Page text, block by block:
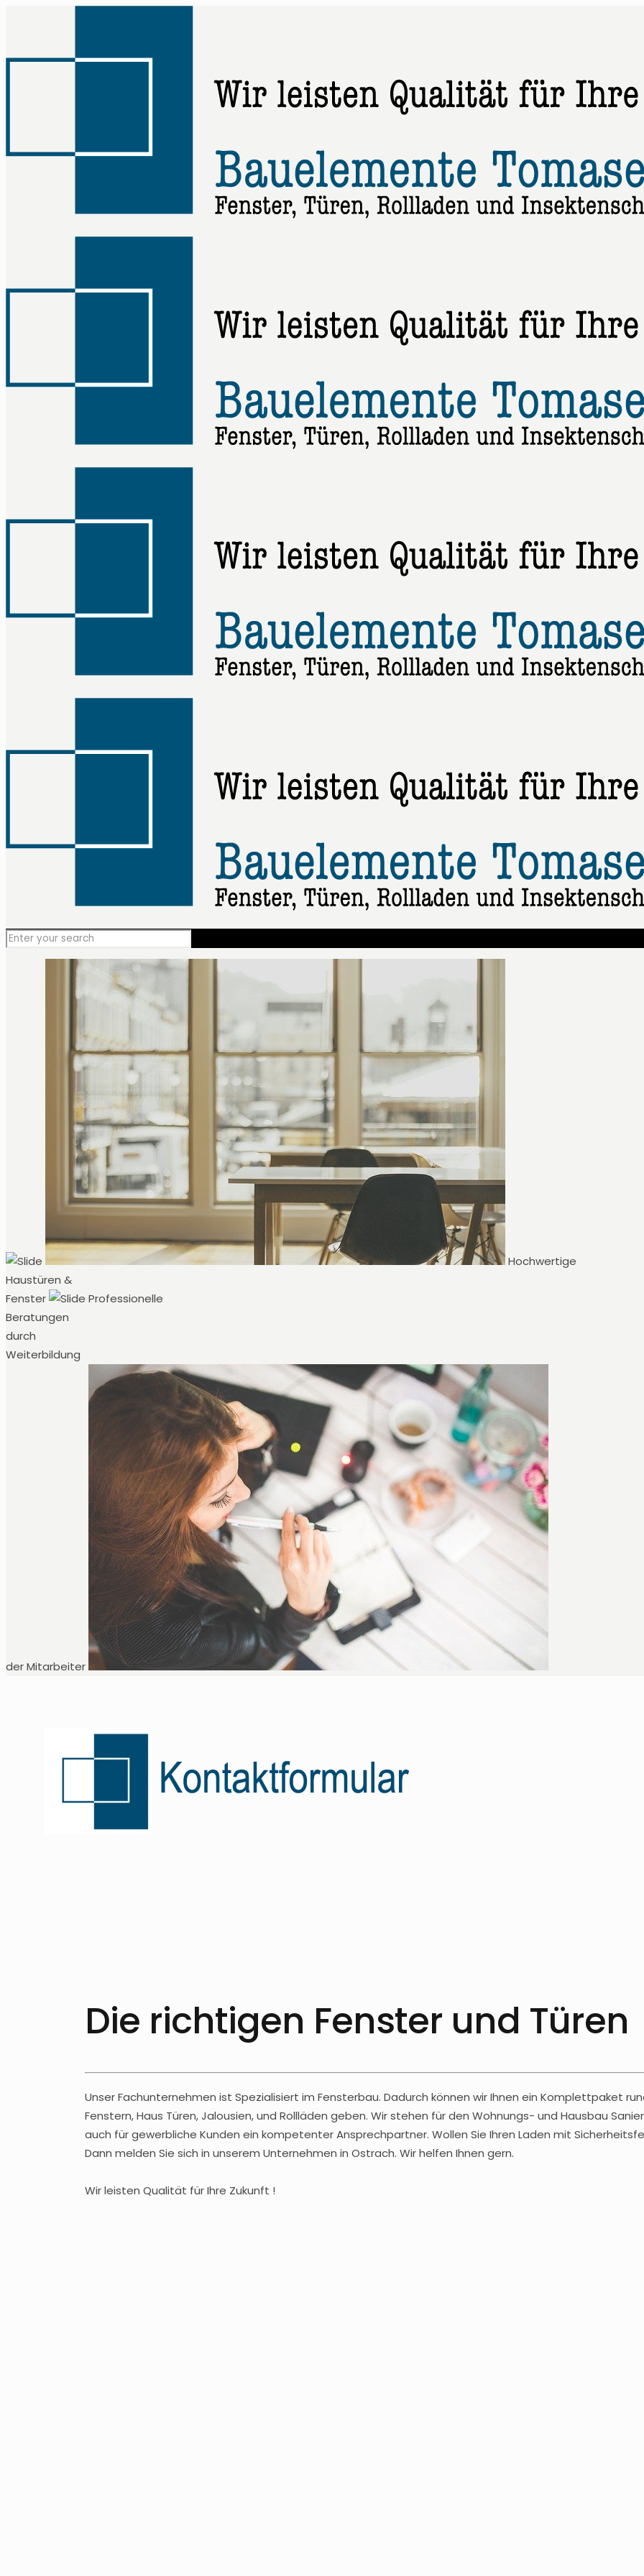
Hochwertige
Haustüren &
Fenster
Professionelle
Beratungen
durch
Weiterbildung
der Mitarbeiter
Die richtigen Fenster und Türen
Unser Fachunternehmen ist Spezialisiert im Fensterbau. Dadurch können wir Ihnen ein Komplettpaket
Fenstern, Haus Türen, Jalousien, und Rollläden geben. Wir stehen für den Wohnungs- und Hausbau
auch für gewerbliche Kunden ein kompetenter Ansprechpartner. Wollen Sie Ihren Laden mit
Dann melden Sie sich in unserem Unternehmen in Ostrach. Wir helfen Ihnen gern.
Wir leisten Qualität für Ihre Zukunft !